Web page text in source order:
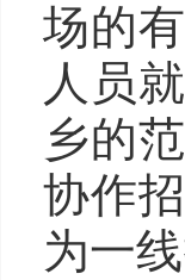
场的
人员
乡的
协作
为一